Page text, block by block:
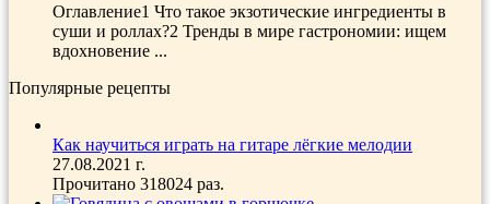
Оглавление1 Что такое экзотические ингредиенты в
суши и роллах?2 Тренды в мире гастрономии: ищем
вдохновение ...
Популярные рецепты
Как научиться играть на гитаре лёгкие мелодии
27.08.2021 г.
Прочитано 318024 раз.